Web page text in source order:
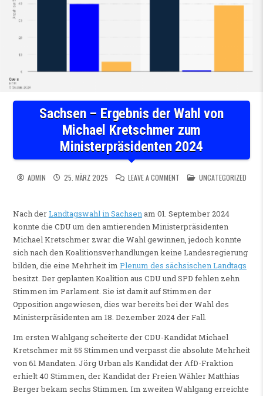
Sachsen – Ergebnis der Wahl von
Michael Kretschmer zum
Ministerpräsidenten 2024
ADMIN 25. MÄRZ 2025 LEAVE A COMMENTON SACHSEN – ERGEBNIS
POSTED IN
UNCATEGORIZED
Nach derLandtagswahl in Sachsenam 01. September 2024
konnte die CDU um den amtierenden Ministerpräsidenten
Michael Kretschmer zwar die Wahl gewinnen, jedoch konnte
sich nach den Koalitionsverhandlungen keine Landesregierung
bilden, die eine Mehrheit im Plenum des sächsischen Landtags
besitzt. Der geplanten Koalition aus CDU und SPD fehlen zehn
Stimmen im Parlament. Sie ist damit auf Stimmen der
Opposition angewiesen, dies war bereits bei der Wahl des
Ministerpräsidenten am 18. Dezember 2024 der Fall.
Im ersten Wahlgang scheiterte der CDU-Kandidat Michael
Kretschmer mit 55 Stimmen und verpasst die absolute Mehrheit
von 61 Mandaten. Jörg Urban als Kandidat der AfD-Fraktion
erhielt 40 Stimmen, der Kandidat der Freien Wähler Matthias
Berger bekam sechs Stimmen. Im zweiten Wahlgang erreichte